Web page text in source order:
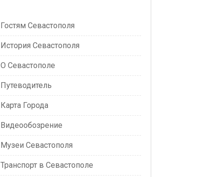
Гостям Севастополя
История Севастополя
О Севастополе
Путеводитель
Карта Города
Видеообозрение
Музеи Севастополя
Транспорт в Севастополе